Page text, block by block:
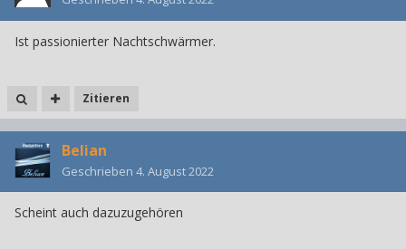
Ist passionierter Nachtschwärmer.
Zitieren
Belian
Geschrieben 4. August 2022
Scheint auch dazuzugehören